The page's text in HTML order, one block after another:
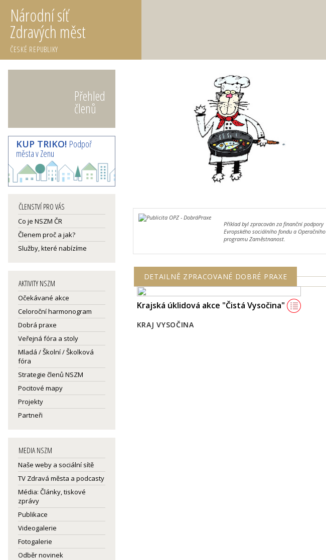
Národní síť
Zdravých měst
ČESKÉ REPUBLIKY
Přehled
členů
KUP TRIKO! Podpoř
města v Zenu
ČLENSTVÍ PRO VÁS
Co je NSZM ČR
Členem proč a jak?
Služby, které nabízíme
AKTIVITY NSZM
Očekávané akce
Celoroční harmonogram
Dobrá praxe
Veřejná fóra a stoly
Mladá / Školní / Školková
fóra
Strategie členů NSZM
Pocitové mapy
Projekty
Partneři
MEDIA NSZM
Naše weby a sociální sítě
TV Zdravá města a podcasty
Média: Články, tiskové
zprávy
Publikace
Videogalerie
Fotogalerie
Odběr novinek
Příklad byl zpracován za finanční podpory
Evropského sociálního fondu a Operačního
programu Zaměstnanost.
DETAILNĚ ZPRACOVANÉ DOBRÉ PRAXE
Krajská úklidová akce "Čistá Vysočina"
KRAJ VYSOČINA